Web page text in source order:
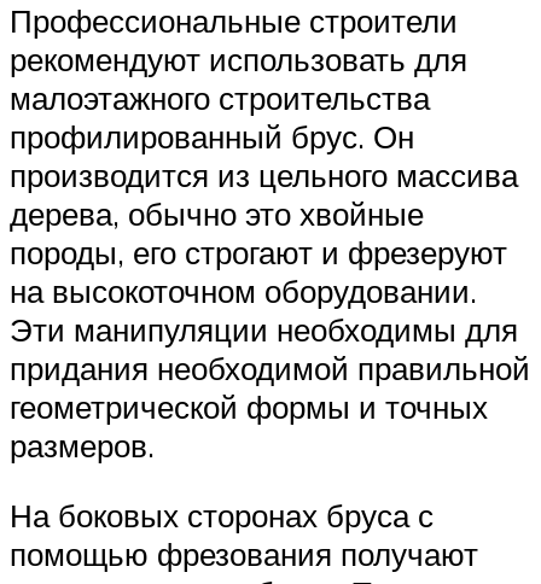
Профессиональные строители
рекомендуют использовать для
малоэтажного строительства
профилированный брус. Он
производится из цельного массива
дерева, обычно это хвойные
породы, его строгают и фрезеруют
на высокоточном оборудовании.
Эти манипуляции необходимы для
придания необходимой правильной
геометрической формы и точных
размеров.
На боковых сторонах бруса с
помощью фрезования получают